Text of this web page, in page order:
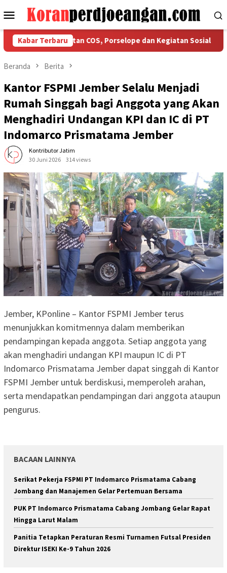
ke
Menu
Mobile
Kabar Terbaru
Ketaatan COS, Porselope dan Kegiatan Sosial Isu
Beranda Berita
Kantor FSPMI Jember Selalu Menjadi
Rumah Singgah bagi Anggota yang Akan
Menghadiri Undangan KPI dan IC di PT
Indomarco Prismatama Jember
Kontributor Jatim
30 Juni 2026
314 views
Jember, KPonline – Kantor FSPMI Jember terus
menunjukkan komitmennya dalam memberikan
pendampingan kepada anggota. Setiap anggota yang
akan menghadiri undangan KPI maupun IC di PT
Indomarco Prismatama Jember dapat singgah di Kantor
FSPMI Jember untuk berdiskusi, memperoleh arahan,
serta mendapatkan pendampingan dari anggota ataupun
pengurus.
BACAAN LAINNYA
Serikat Pekerja FSPMI PT Indomarco Prismatama Cabang
Jombang dan Manajemen Gelar Pertemuan Bersama
PUK PT Indomarco Prismatama Cabang Jombang Gelar Rapat
Hingga Larut Malam
Panitia Tetapkan Peraturan Resmi Turnamen Futsal Presiden
Direktur ISEKI Ke-9 Tahun 2026